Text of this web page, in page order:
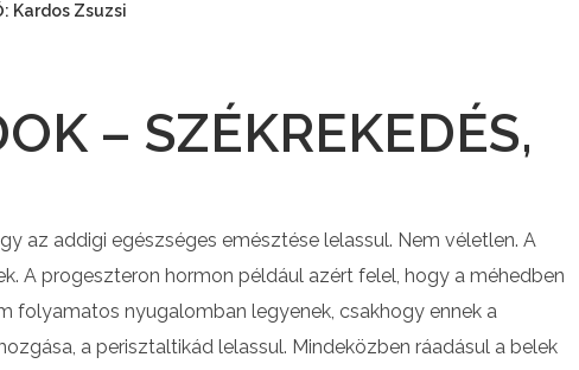
Kardos Zsuzsi
– SZÉKREKEDÉS,
az addigi egészséges emésztése lelassul. Nem véletlen. A
A progeszteron hormon például azért felel, hogy a méhedben
folyamatos nyugalomban legyenek, csakhogy ennek a
a perisztaltikád lelassul. Mindeközben ráadásul a belek